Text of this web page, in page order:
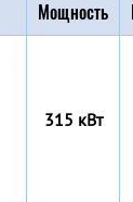
Мощность
315 кВт